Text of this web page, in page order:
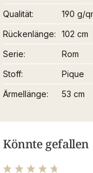
Qualität
190 g/
Rückenlänge
102 cm
Serie
Rom
Stoff
Pique
Ärmellänge
53 cm
Könnte gefallen